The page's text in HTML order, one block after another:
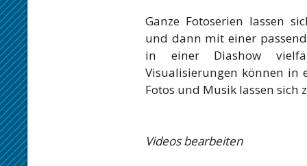
Ganze Fotoserien lassen
und dann mit einer
in einer Diashow
Visualisierungen können in
Fotos und Musik lassen sich
Videos bearbeiten